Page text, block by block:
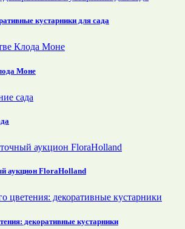
кустарники для сада
Моне
аукцион FloraHolland
декоративные кустарники